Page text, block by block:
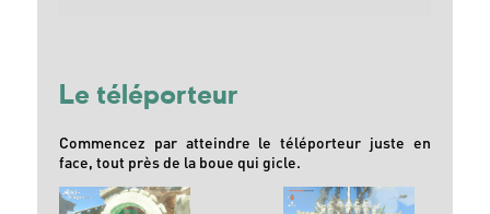
Le téléporteur
Commencez par atteindre le téléporteur juste en
face, tout près de la boue qui gicle.